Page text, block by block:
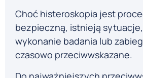
Choć histeroskopia jest
bezpieczną, istnieją
wykonanie badania lub
czasowo przeciwwskazane.